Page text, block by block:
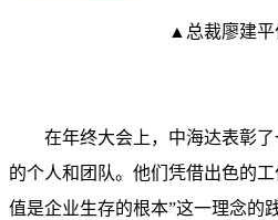
▲总裁廖建平
在年终大会上，中海达表彰
的个人和团队。他们凭借出色的
值是企业生存的根本”这一理念的